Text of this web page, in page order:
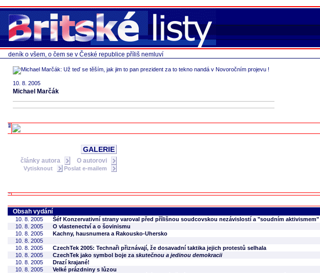
deník o všem, o čem se v České republice příliš nemluví
10. 8. 2005
Michael Marčák
GALERIE
články autora O autorovi
Vytisknout Poslat e-mailem
Obsah vydání
10. 8. 2005
Šéf Konzervativní strany varoval před přílišnou soudcovskou nezávislostí a "soudním aktivismem"
10. 8. 2005
O vlastenectví a o šovinismu
10. 8. 2005
Kachny, hausnumera a Rakousko-Uhersko
10. 8. 2005
10. 8. 2005
CzechTek 2005: Technaři přiznávají, že dosavadní taktika jejich protestů selhala
10. 8. 2005
CzechTek jako symbol boje za skutečnou a jedinou demokracii
10. 8. 2005
Drazí krajané!
10. 8. 2005
Velké prázdniny s lůzou